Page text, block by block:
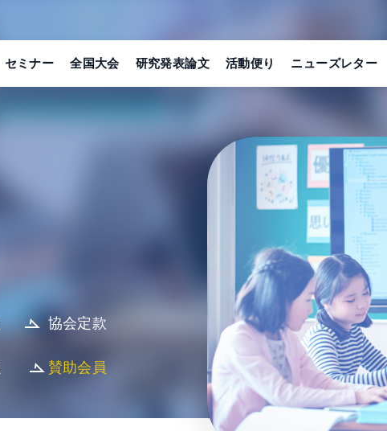
セミナー 全国大会 研究発表論文 活動便り ニューズレター
協会定款
賛助会員